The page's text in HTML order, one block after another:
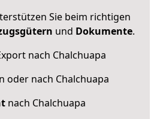
Sie beim richtigen
und Dokumente.
nach Chalchuapa
oder nach Chalchuapa
nach Chalchuapa